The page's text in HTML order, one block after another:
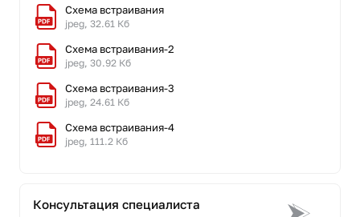
Схема встраивания
jpeg, 32.61 Кб
Схема встраивания-2
jpeg, 30.92 Кб
Схема встраивания-3
jpeg, 24.61 Кб
Схема встраивания-4
jpeg, 111.2 Кб
Консультация специалиста